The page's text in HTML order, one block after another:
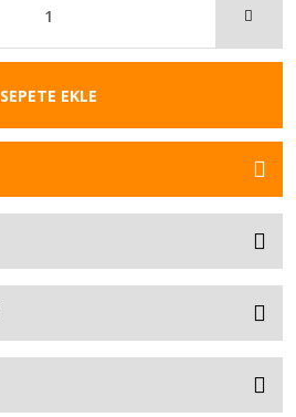
SEPETE EKLE